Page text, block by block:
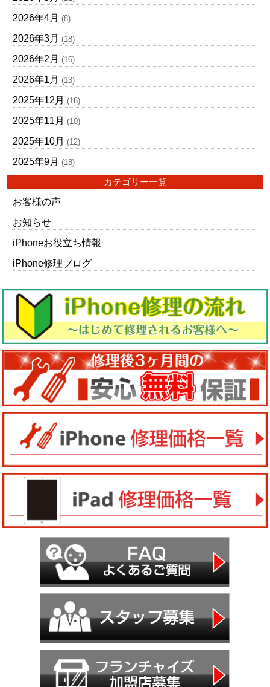
2026年4月 (8)
2026年3月 (18)
2026年2月 (16)
2026年1月 (13)
2025年12月 (18)
2025年11月 (10)
2025年10月 (12)
2025年9月 (18)
カテゴリー一覧
お客様の声
お知らせ
iPhoneお役立ち情報
iPhone修理ブログ